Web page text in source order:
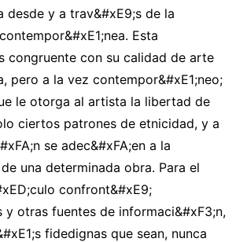
desde y a trav&#xE9;s de la
Esta
congruente con su calidad de arte
pero a la vez contempor&#xE1;neo;
le otorga al artista la libertad de
ciertos patrones de etnicidad, y a
se adec&#xFA;en a la
una determinada obra. Para el
confront&#xE9;
y otras fuentes de informaci&#xF3;n,
fidedignas que sean, nunca